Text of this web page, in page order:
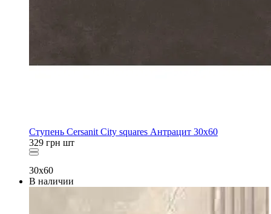
Ступень Cersanit City squares Антрацит 30x60
329 грн шт
30x60
В наличии